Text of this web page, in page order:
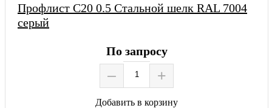
Профлист С20 0.5 Стальной шелк RAL 7004
серый
По запросу
– +
Добавить в корзину